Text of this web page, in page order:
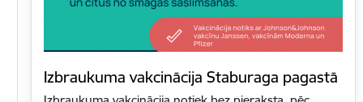
Izbraukuma vakcinācija Staburaga pagastā